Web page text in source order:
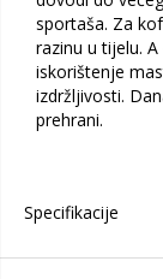
sportaša. Za
razinu u tijelu.
iskorištenje
izdržljivosti.
prehrani.
Specifikacije